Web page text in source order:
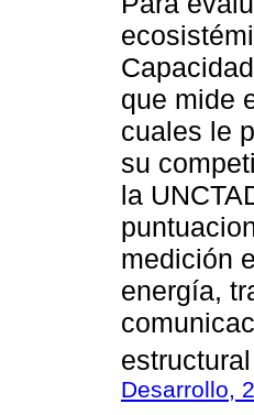
que mide
cuales le
su
la
medición
energía,
Desarrollo,